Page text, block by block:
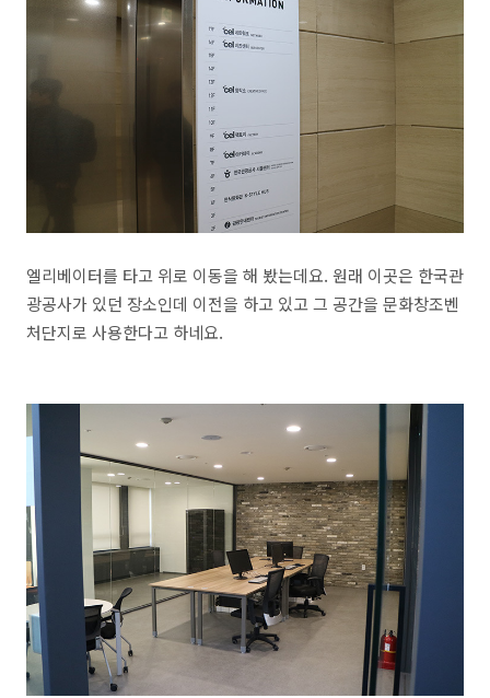
엘리베이터를 타고 위로 이동을 해 봤는데요. 원래 이곳은 한국관
광공사가 있던 장소인데 이전을 하고 있고 그 공간을 문화창조벤
처단지로 사용한다고 하네요.